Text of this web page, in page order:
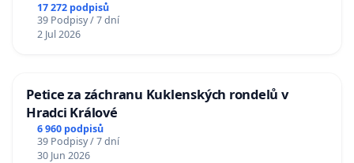
17 272 podpisů
39 Podpisy / 7 dní
2 Jul 2026
Petice za záchranu Kuklenských rondelů v
Hradci Králové
6 960 podpisů
39 Podpisy / 7 dní
30 Jun 2026